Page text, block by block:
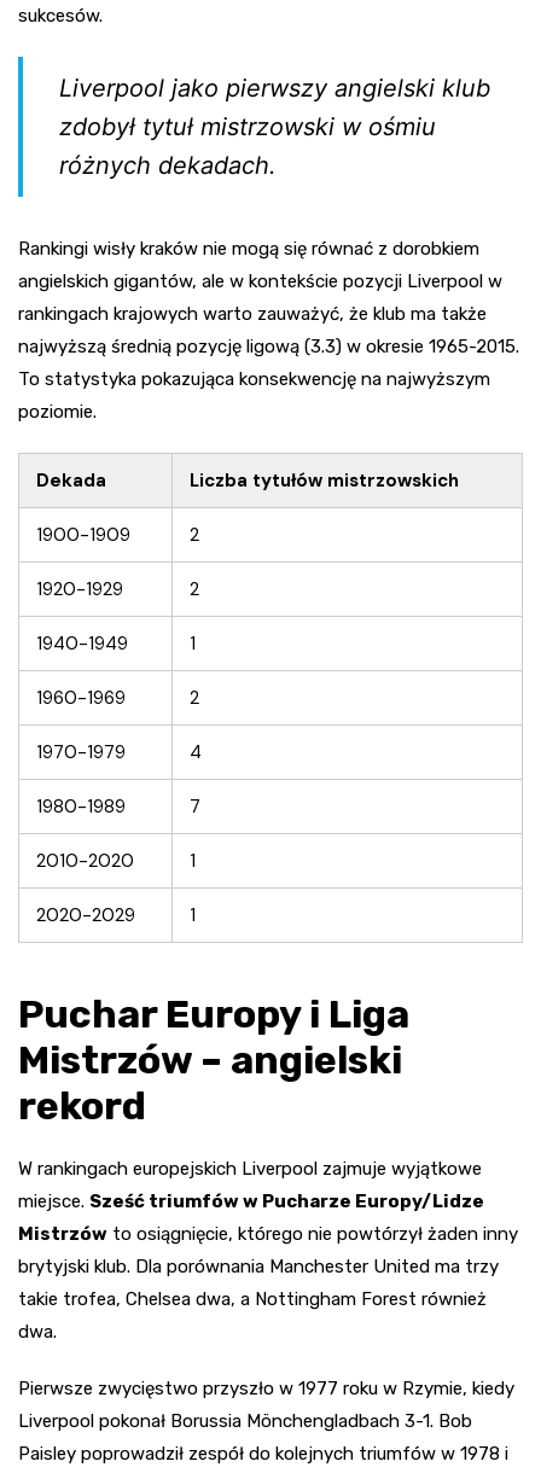
sukcesów.
Liverpool jako pierwszy angielski klub
zdobył tytuł mistrzowski w ośmiu
różnych dekadach.
Rankingi wisły kraków nie mogą się równać z dorobkiem
angielskich gigantów, ale w kontekście pozycji Liverpool w
rankingach krajowych warto zauważyć, że klub ma także
najwyższą średnią pozycję ligową (3.3) w okresie 1965-2015.
To statystyka pokazująca konsekwencję na najwyższym
poziomie.
Dekada Liczba tytułów mistrzowskich
1900-1909 2
1920-1929 2
1940-1949 1
1960-1969 2
1970-1979 4
1980-1989 7
2010-2020 1
2020-2029 1
Puchar Europy i Liga
Mistrzów – angielski
rekord
W rankingach europejskich Liverpool zajmuje wyjątkowe
miejsce. Sześć triumfów w Pucharze Europy/Lidze
Mistrzów to osiągnięcie, którego nie powtórzył żaden inny
brytyjski klub. Dla porównania Manchester United ma trzy
takie trofea, Chelsea dwa, a Nottingham Forest również
dwa.
Pierwsze zwycięstwo przyszło w 1977 roku w Rzymie, kiedy
Liverpool pokonał Borussia Mönchengladbach 3-1. Bob
Paisley poprowadził zespół do kolejnych triumfów w 1978 i